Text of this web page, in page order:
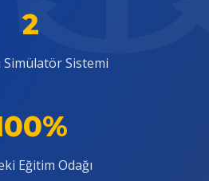
2
Sistemi
Eğitim Odağı